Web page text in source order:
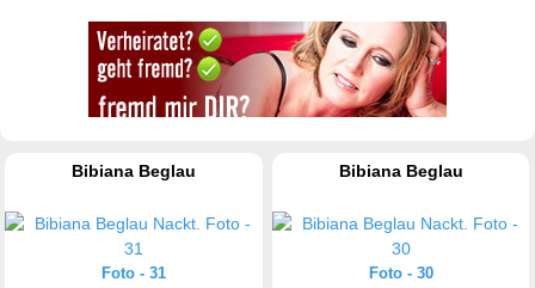
Bibiana Beglau
Foto - 31
Bibiana Beglau
Foto - 30